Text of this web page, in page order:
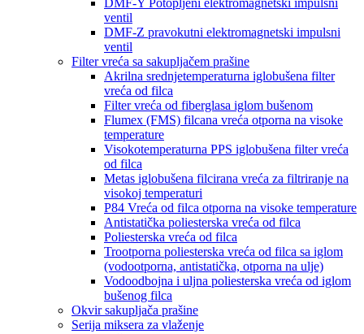
ventil
DMF-Z pravokutni elektromagnetski impulsni
ventil
Filter vreća sa sakupljačem prašine
Akrilna srednjetemperaturna iglobušena filter
vreća od filca
Filter vreća od fiberglasa iglom bušenom
Flumex (FMS) filcana vreća otporna na visoke
temperature
Visokotemperaturna PPS iglobušena filter vreća
od filca
Metas iglobušena filcirana vreća za filtriranje na
visokoj temperaturi
P84 Vreća od filca otporna na visoke temperature
Antistatička poliesterska vreća od filca
Poliesterska vreća od filca
Trootporna poliesterska vreća od filca sa iglom
(vodootporna, antistatička, otporna na ulje)
Vodoodbojna i uljna poliesterska vreća od iglom
bušenog filca
Okvir sakupljača prašine
Serija miksera za vlaženje